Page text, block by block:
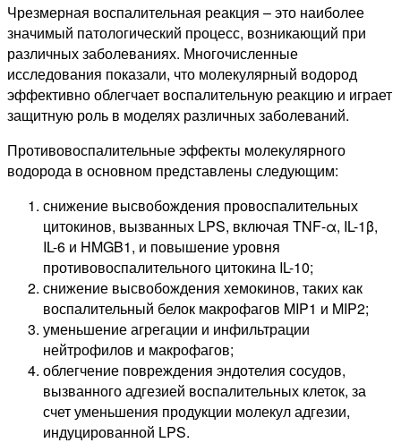
Чрезмерная воспалительная реакция – это наиболее
значимый патологический процесс, возникающий при
различных заболеваниях. Многочисленные
исследования показали, что молекулярный водород
эффективно облегчает воспалительную реакцию и играет
защитную роль в моделях различных заболеваний.
Противовоспалительные эффекты молекулярного
водорода в основном представлены следующим:
снижение высвобождения провоспалительных
цитокинов, вызванных LPS, включая TNF-α, IL-1β,
IL-6 и HMGB1, и повышение уровня
противовоспалительного цитокина IL-10;
снижение высвобождения хемокинов, таких как
воспалительный белок макрофагов MIP1 и MIP2;
уменьшение агрегации и инфильтрации
нейтрофилов и макрофагов;
облегчение повреждения эндотелия сосудов,
вызванного адгезией воспалительных клеток, за
счет уменьшения продукции молекул адгезии,
индуцированной LPS.